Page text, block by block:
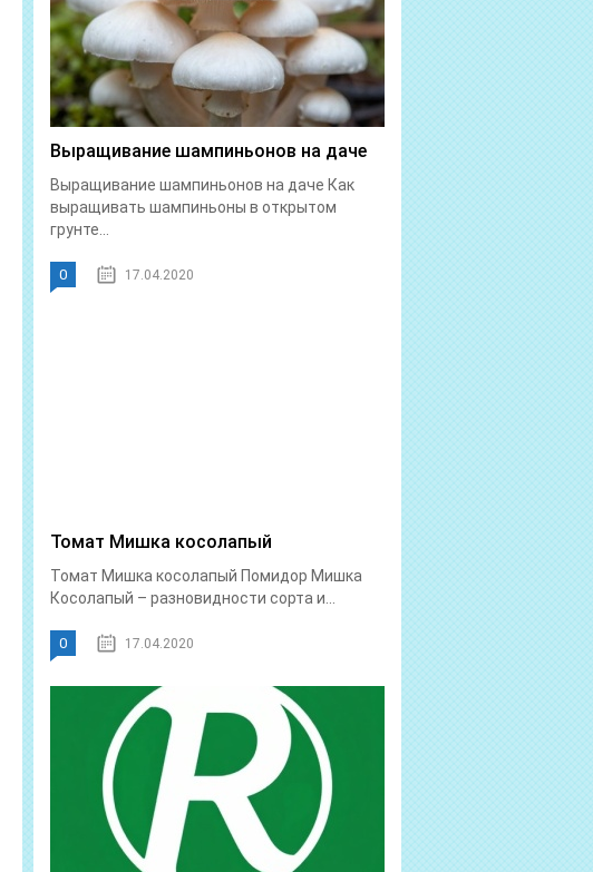
Выращивание шампиньонов на даче
Выращивание шампиньонов на даче Как
выращивать шампиньоны в открытом
грунте...
0 17.04.2020
Томат Мишка косолапый
Томат Мишка косолапый Помидор Мишка
Косолапый – разновидности сорта и...
0 17.04.2020